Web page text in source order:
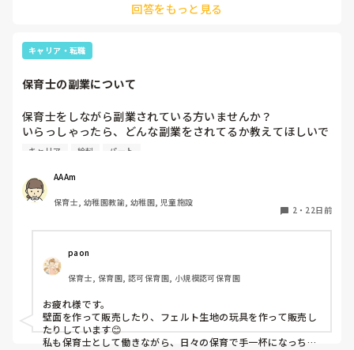
相談したほうがいいと思います☺️！
回答をもっと見る
キャリア・転職
保育士の副業について
保育士をしながら副業されている方いませんか？
いらっしゃったら、どんな副業をされてるか教えてほしいで
す！
もの熱でお休みしてしまうこともあるので、在宅で副業でき
たら良いなぁと思っています！
キャリア 給料 パート
AAAm
保育士, 幼稚園教諭, 幼稚園, 児童施設
2・ 22日前
paon
保育士, 保育園, 認可保育園, 小規模認可保育園
お疲れ様です。
壁面を作って販売したり、フェルト生地の玩具を作って販売し
たりしています😊
私も保育士として働きながら、日々の保育で手一杯になっちゃ